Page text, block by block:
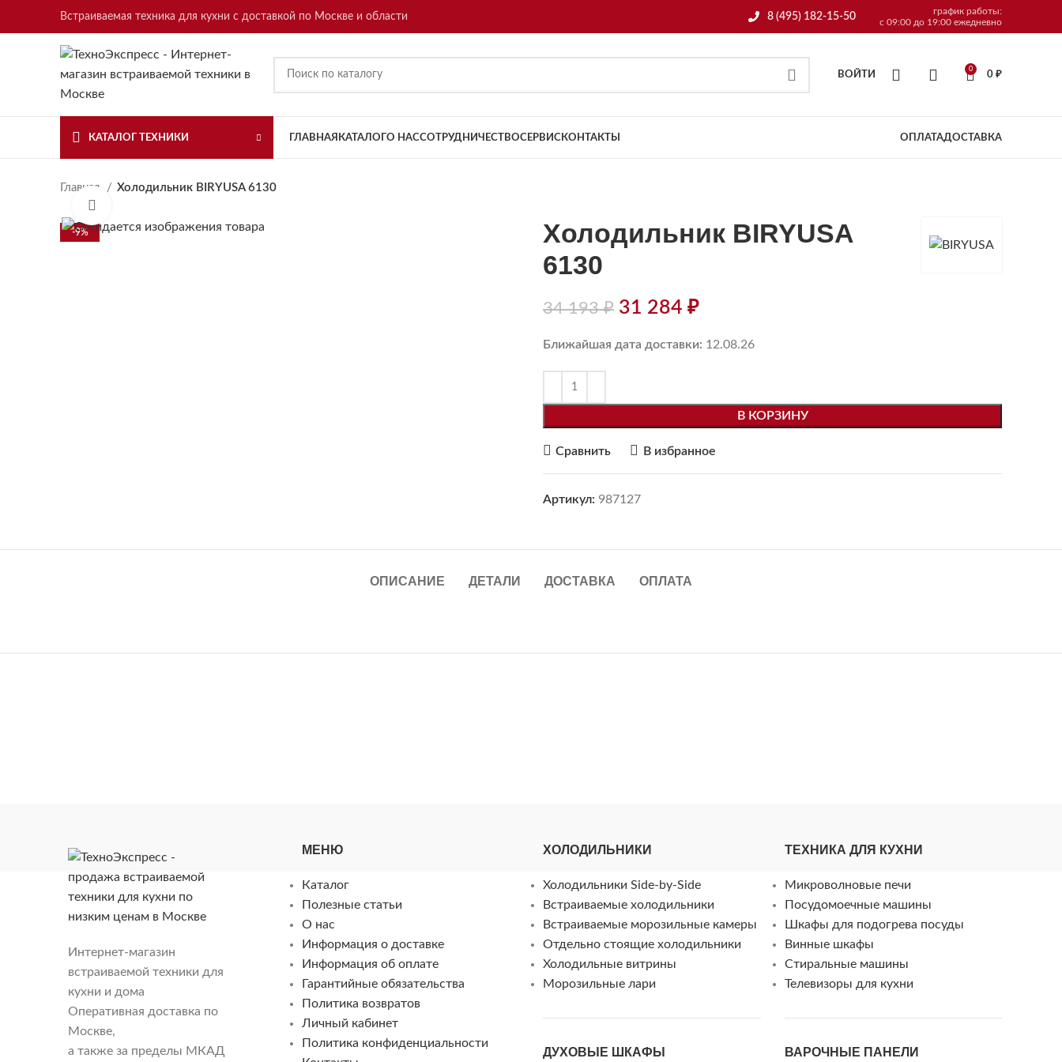
Встраиваемая техника для кухни с доставкой по Москве и области 8 (495) 182-15-50
график работы:
с 09:00 до 19:00 ежедневно
ВОЙТИ
0
0 ₽
КАТАЛОГ ТЕХНИКИ ГЛАВНАЯ КАТАЛОГО НАССОТРУДНИЧЕСТВОСЕРВИСКОНТАКТЫ ОПЛАТАДОСТАВКА
Главная Холодильник BIRYUSA 6130
-9%
Холодильник BIRYUSA
6130
34 193₽ 31 284 ₽
Ближайшая дата доставки: 12.08.26
В КОРЗИНУ
Сравнить В избранное
Артикул: 987127
ОПИСАНИЕ ДЕТАЛИ ДОСТАВКА ОПЛАТА
Интернет-магазин
встраиваемой техники для
кухни и дома
Оперативная доставка по
Москве,
а также за пределы МКАД
МЕНЮ
Каталог
Полезные статьи
О нас
Информация о доставке
Информация об оплате
Гарантийные обязательства
Политика возвратов
Личный кабинет
Политика конфиденциальности
ХОЛОДИЛЬНИКИ
Холодильники Side-by-Side
Встраиваемые холодильники
Встраиваемые морозильные камеры
Отдельно стоящие холодильники
Холодильные витрины
Морозильные лари
ДУХОВЫЕ ШКАФЫ
ТЕХНИКА ДЛЯ КУХНИ
Микроволновые печи
Посудомоечные машины
Шкафы для подогрева посуды
Винные шкафы
Стиральные машины
Телевизоры для кухни
ВАРОЧНЫЕ ПАНЕЛИ